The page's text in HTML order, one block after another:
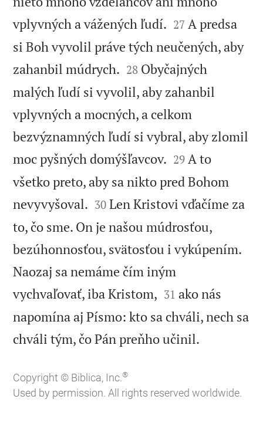
vplyvných a vážených ľudí. 

27 A predsa
si Boh vyvolil práve tých neučených, aby
zahanbil múdrych. 

28 Obyčajných
malých ľudí si vyvolil, aby zahanbil
vplyvných a mocných, a celkom
bezvýznamných ľudí si vybral, aby zlomil
moc pyšných domýšľavcov. 

29 A to
všetko preto, aby sa nikto pred Bohom
nevyvyšoval. 

30 Len Kristovi vďačíme za
to, čo sme. On je našou múdrosťou,
bezúhonnosťou, svätosťou i vykúpením.
Naozaj sa nemáme čím iným
vychvaľovať, iba Kristom, 

31 ako nás
napomína aj Písmo: kto sa chváli, nech sa
chváli tým, čo Pán preňho učinil.
Copyright © Biblica, Inc.®
Used by permission. All rights reserved worldwide.